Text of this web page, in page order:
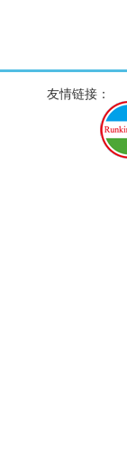
友情链接：